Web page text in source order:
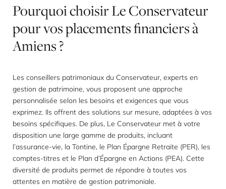
PourquoichoisirLeConservateur
pourvosplacementsfinanciersà
Amiens?
Les conseillers patrimoniaux du Conservateur, experts en
gestion de patrimoine, vous proposent une approche
personnalisée selon les besoins et exigences que vous
exprimez. Ils offrent des solutions sur mesure, adaptées à vos
besoins spécifiques. De plus, Le Conservateur met à votre
disposition une large gamme de produits, incluant
l’assurance-vie, la Tontine, le Plan Épargne Retraite (PER), les
comptes-titres et le Plan d’Épargne en Actions (PEA). Cette
diversité de produits permet de répondre à toutes vos
attentes en matière de gestion patrimoniale.